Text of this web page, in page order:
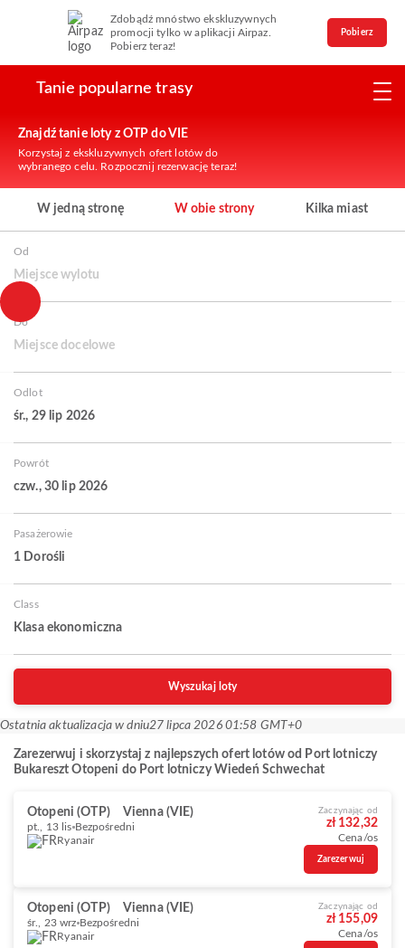
Zdobądź mnóstwo ekskluzywnych
promocji tylko w aplikacji Airpaz.
Pobierz teraz!
Pobierz
Tanie popularne trasy
Znajdź tanie loty z OTP do VIE
Korzystaj z ekskluzywnych ofert lotów do
wybranego celu. Rozpocznij rezerwację teraz!
W jedną stronę W obie strony Kilka miast
Od
Miejsce wylotu
Do
Miejsce docelowe
Odlot
śr., 29 lip 2026
Powrót
czw., 30 lip 2026
Pasażerowie
1 Dorośli
Class
Klasa ekonomiczna
Wyszukaj loty
Ostatnia aktualizacja w dniu27 lipca 2026 01:58 GMT+0
Zarezerwuj i skorzystaj z najlepszych ofert lotów od Port lotniczy
Bukareszt Otopeni do Port lotniczy Wiedeń Schwechat
Otopeni (OTP) Vienna (VIE)
pt., 13 lis Bezpośredni
Ryanair
Zaczynając od
zł 132,32
Cena/os
Zarezerwuj
Otopeni (OTP) Vienna (VIE)
śr., 23 wrz Bezpośredni
Ryanair
Zaczynając od
zł 155,09
Cena/os